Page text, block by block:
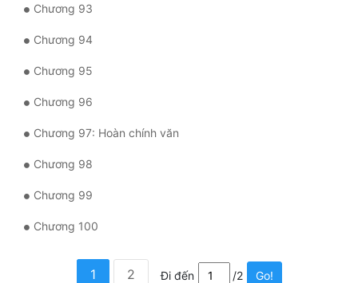
Chương 93
Chương 94
Chương 95
Chương 96
Chương 97: Hoàn chính văn
Chương 98
Chương 99
Chương 100
1 2 Đi đến /2 Go!